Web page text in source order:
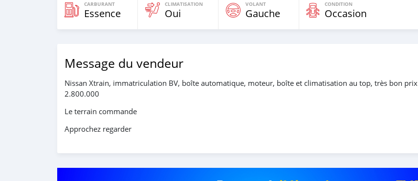
CARBURANT
Essence
CLIMATISATION
Oui
VOLANT
Gauche
CONDITION
Occasion
Message du vendeur
Nissan Xtrain, immatriculation BV, boîte automatique, moteur, boîte et climatisation au top, très bon prix
2.800.000
Le terrain commande
Approchez regarder